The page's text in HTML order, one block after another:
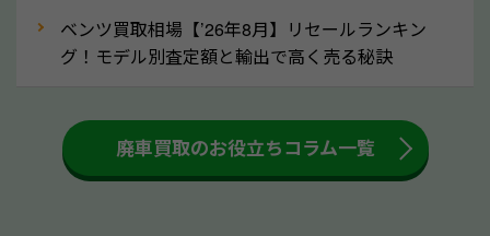
す。車内の汚れは簡単な清掃だけで取り除けることも
多いため、査定前にチェックして、清掃をしておくの
大きな汚れがない限り必要はありません。査定に影響
するケースは少ないため、そのままお持ちいただいて
ベンツ買取相場【’26年8月】リセールランキン
グ！モデル別査定額と輸出で高く売る秘訣
廃車買取のお役立ちコラム一覧